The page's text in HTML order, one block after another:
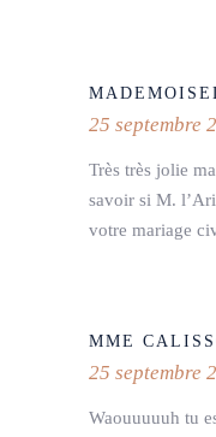
25 septembre
Très très jolie
savoir si M.
votre mariage
MME
25 septembre
Waouuuuuh tu